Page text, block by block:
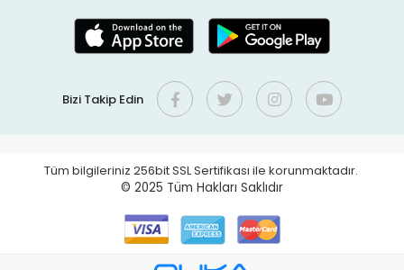
Bizi Takip Edin
Tüm bilgileriniz 256bit SSL Sertifikası ile korunmaktadır.
© 2025 Tüm Hakları Saklıdır